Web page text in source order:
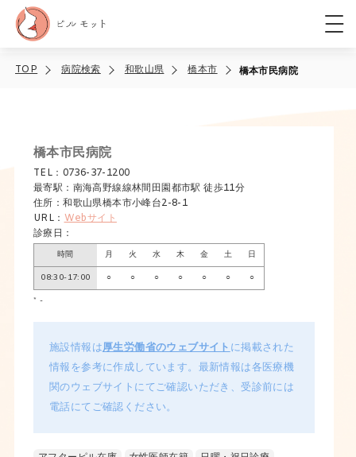
TOP 病院検索 和歌山県 橋本市 橋本市民病院
橋本市民病院
TEL：0736-37-1200
最寄駅：南海高野線線林間田園都市駅 徒歩11分
住所：和歌山県橋本市小峰台2-8-1
URL： Webサイト
診療日：
時間 月 火 水 木 金 土 日
08:30-17:00 ○ ○ ○ ○ ○ ○ ○
* -
施設情報は厚生労働省のウェブサイト に掲載された
情報を参考に作成しています。最新情報は各医療機
関のウェブサイトにてご確認いただき、受診前には
電話にてご確認ください。